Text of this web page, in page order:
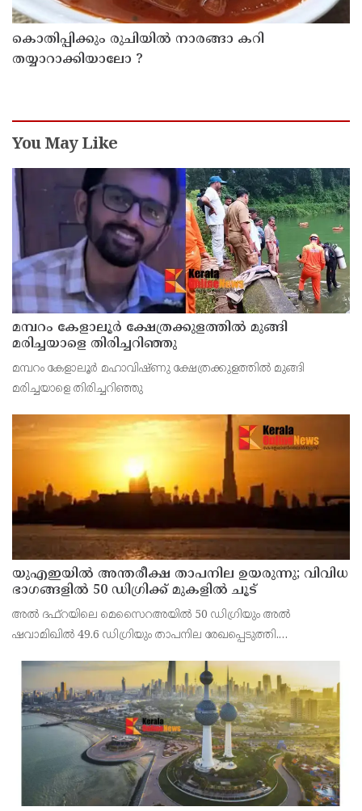
കൊതിപ്പിക്കും രുചിയിൽ നാരങ്ങാ കറി
തയ്യാറാക്കിയാലോ ?
You May Like
മമ്പറം കേളാലൂർ ക്ഷേത്രക്കുളത്തിൽ മുങ്ങി
മരിച്ചയാളെ തിരിച്ചറിഞ്ഞു
മമ്പറം കേളാലൂർ മഹാവിഷ്‌ണു ക്ഷേത്രക്കുളത്തിൽ മുങ്ങി
മരിച്ചയാളെ തിരിച്ചറിഞ്ഞു
യുഎഇയില്‍ അന്തരീക്ഷ താപനില ഉയരുന്നു; വിവിധ
ഭാഗങ്ങളില്‍ 50 ഡിഗ്രിക്ക് മുകളില്‍ ചൂട്
അല്‍ ദഫ്റയിലെ മെസൈറഅയില്‍ 50 ഡിഗ്രിയും അല്‍
ഷവാമിഖില്‍ 49.6 ഡിഗ്രിയും താപനില രേഖപ്പെടുത്തി.
വന്‍ തോതില്‍ ചൂട് അനുഭവപ്പെട്ടത്.